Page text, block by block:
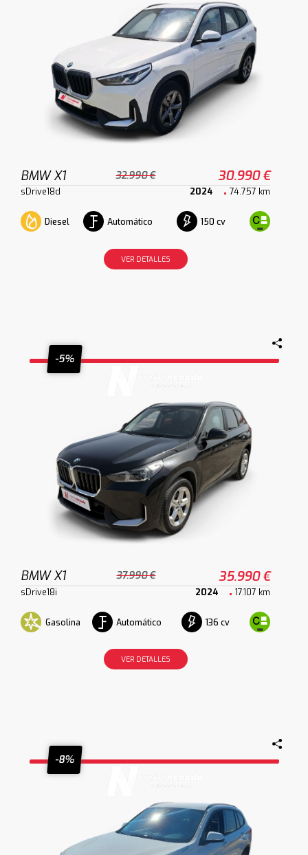
BMW X1 32.990 € 30.990 €
sDrive18d 2024 74.757 km
Diesel Automático 150 cv
VER DETALLES
-5%
BMW X1 37.990 € 35.990 €
sDrive18i 2024 17.107 km
Gasolina Automático 136 cv
VER DETALLES
-8%